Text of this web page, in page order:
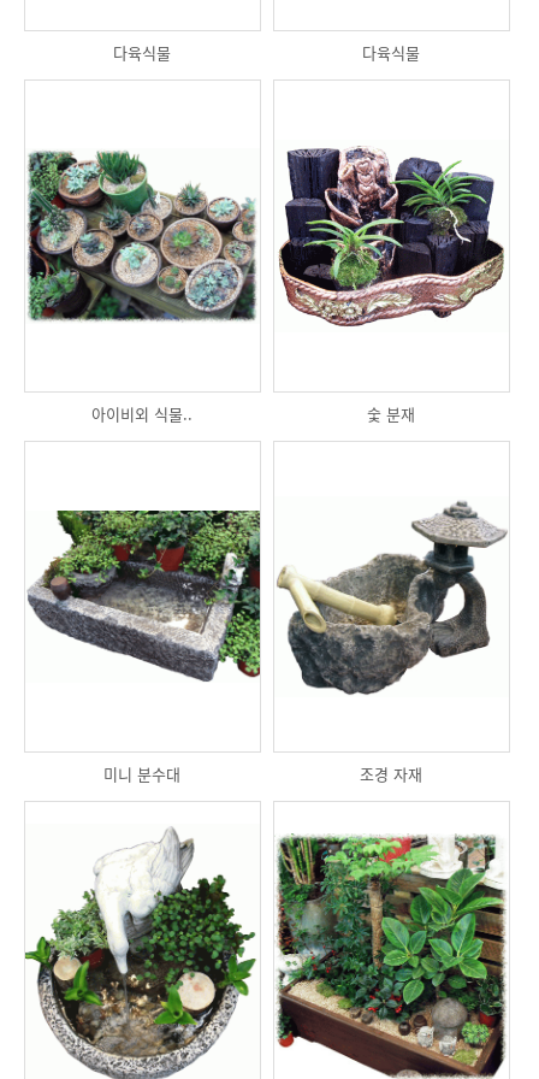
다육식물 다육식물
아이비외 식물.. 숯 분재
미니 분수대 조경 자재